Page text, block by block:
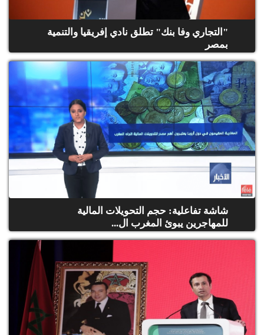
"التجاري وفا بنك" تطلق نادي إفريقيا والتنمية
بمصر
شاشة تفاعلية: حجم التحويلات المالية
للمهاجرين يبوئ المغرب ال...